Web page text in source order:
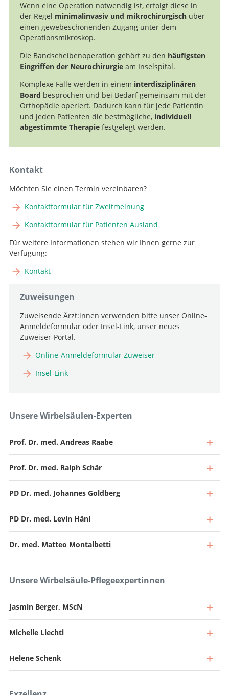
Wenn eine Operation notwendig ist, erfolgt diese in
der Regel minimalinvasiv und mikrochirurgischüber
einen gewebeschonenden Zugang unter dem
Operationsmikroskop.
Die Bandscheibenoperation gehört zu den häufigsten
Eingriffen der Neurochirurgieam Inselspital.
Komplexe Fälle werden in einem interdisziplinären
Board besprochen und bei Bedarf gemeinsam mit der
Orthopädie operiert. Dadurch kann für jede Patientin
und jeden Patienten die bestmögliche, individuell
abgestimmte Therapiefestgelegt werden.
Kontakt
Möchten Sie einen Termin vereinbaren?
Kontaktformular für Zweitmeinung
Kontaktformular für Patienten Ausland
Für weitere Informationen stehen wir Ihnen gerne zur
Verfügung:
Kontakt
Zuweisungen
Zuweisende Ärzt:innen verwenden bitte unser Online-
Anmeldeformular oder Insel-Link, unser neues
Zuweiser-Portal.
Online-Anmeldeformular Zuweiser
Insel-Link
Unsere Wirbelsäulen-Experten
Prof. Dr. med. Andreas Raabe
Direktor und Chefarzt
Prof. Dr. med. Ralph Schär
Leitender Arzt, Leiter Wirbelsäulenchirurgie
PD Dr. med. Johannes Goldberg
PD Dr. med. Levin Häni
Dr. med. Matteo Montalbetti
Unsere Wirbelsäule-Pflegeexpertinnen
Jasmin Berger, MScN
Michelle Liechti
Helene Schenk